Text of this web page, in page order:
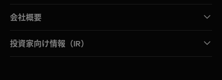
会社概要
投資家向け情報（IR）